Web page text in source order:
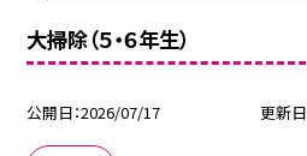
大掃除（５・６年生）
公開日 2026/07/17 更新日